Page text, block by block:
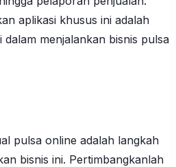
aplikasi khusus ini adalah
dalam menjalankan bisnis pulsa
pulsa online adalah langkah
bisnis ini. Pertimbangkanlah